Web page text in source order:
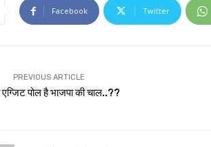
Facebook Twitter
PREVIOUS ARTICLE
एग्जिट पोल है भाजपा की चाल..??